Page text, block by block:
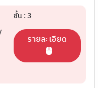
ชั้น : 3